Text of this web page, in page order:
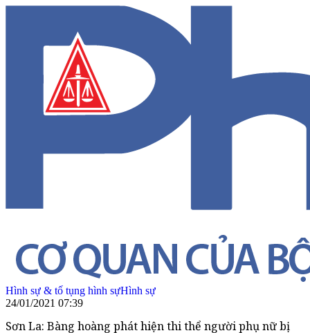
Hình sự & tố tụng hình sựHình sự
24/01/2021 07:39
Sơn La: Bàng hoàng phát hiện thi thể người phụ nữ bị